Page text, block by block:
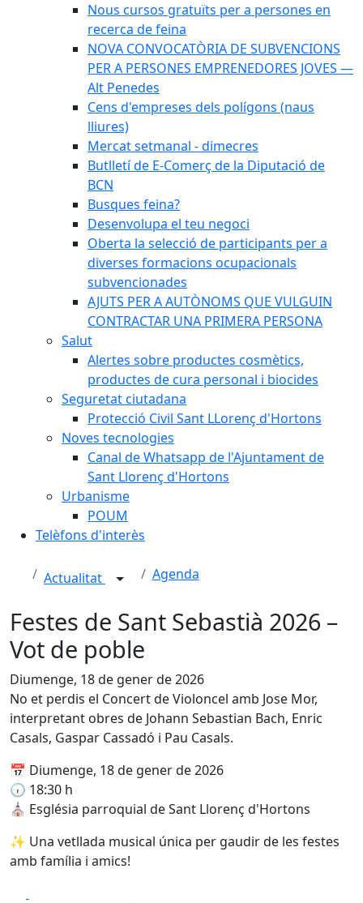
Nous cursos gratuïts per a persones en
recerca de feina
NOVA CONVOCATÒRIA DE SUBVENCIONS
PER A PERSONES EMPRENEDORES JOVES —
Alt Penedes
Cens d'empreses dels polígons (naus
lliures)
Mercat setmanal - dimecres
Butlletí de E-Comerç de la Diputació de
BCN
Busques feina?
Desenvolupa el teu negoci
Oberta la selecció de participants per a
diverses formacions ocupacionals
subvencionades
AJUTS PER A AUTÒNOMS QUE VULGUIN
CONTRACTAR UNA PRIMERA PERSONA
Salut
Alertes sobre productes cosmètics,
productes de cura personal i biocides
Seguretat ciutadana
Protecció Civil Sant LLorenç d'Hortons
Noves tecnologies
Canal de Whatsapp de l'Ajuntament de
Sant Llorenç d'Hortons
Urbanisme
POUM
Telèfons d'interès
Actualitat Agenda
Festes de Sant Sebastià 2026 –
Vot de poble
Diumenge, 18 de gener de 2026
No et perdis el Concert de Violoncel amb Jose Mor,
interpretant obres de Johann Sebastian Bach, Enric
Casals, Gaspar Cassadó i Pau Casals.
📅 Diumenge, 18 de gener de 2026
🕡 18:30 h
⛪ Església parroquial de Sant Llorenç d'Hortons
✨ Una vetllada musical única per gaudir de les festes
amb família i amics!